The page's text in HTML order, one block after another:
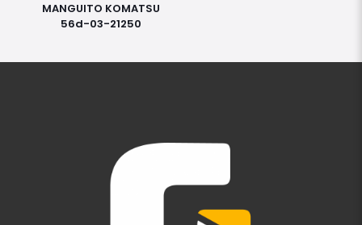
MANGUITO KOMATSU
56d-03-21250